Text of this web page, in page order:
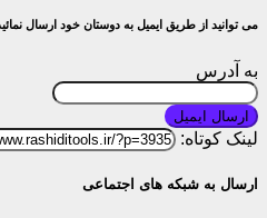
می توانید از طریق ایمیل به دوستان خود ارسال
به آدرس
ارسال ایمیل
لینک کوتاه:
ارسال به شبکه های اجتماعی